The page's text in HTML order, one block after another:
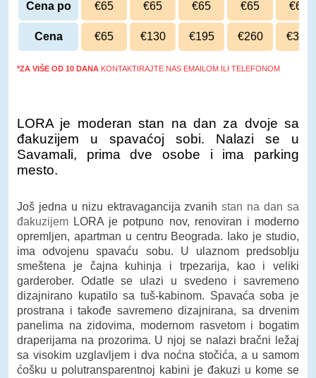
Cena po
danu
€65 €65 €65 €65 €65
Cena €65 €130 €195 €260 €325
*ZA VIŠE OD 10 DANA KONTAKTIRAJTE NAS EMAILOM ILI TELEFONOM
LORA je moderan stan na dan za dvoje sa
đakuzijem u spavaćoj sobi. Nalazi se u
Savamali, prima dve osobe i ima parking
mesto.
Još jedna u nizu ektravagancija zvanihstan na dan sa
đakuzijem LORA je potpuno nov, renoviran i moderno
opremljen, apartman u centru Beograda. Iako je studio,
ima odvojenu spavaću sobu. U ulaznom predsoblju
smeštena je čajna kuhinja i trpezarija, kao i veliki
garderober. Odatle se ulazi u svedeno i savremeno
dizajnirano kupatilo sa tuš-kabinom. Spavaća soba je
prostrana i takođe savremeno dizajnirana, sa drvenim
panelima na zidovima, modernom rasvetom i bogatim
draperijama na prozorima. U njoj se nalazi bračni ležaj
sa visokim uzglavljem i dva noćna stočića, a u samom
ćošku u polutransparentnoj kabini je đakuzi u kome se